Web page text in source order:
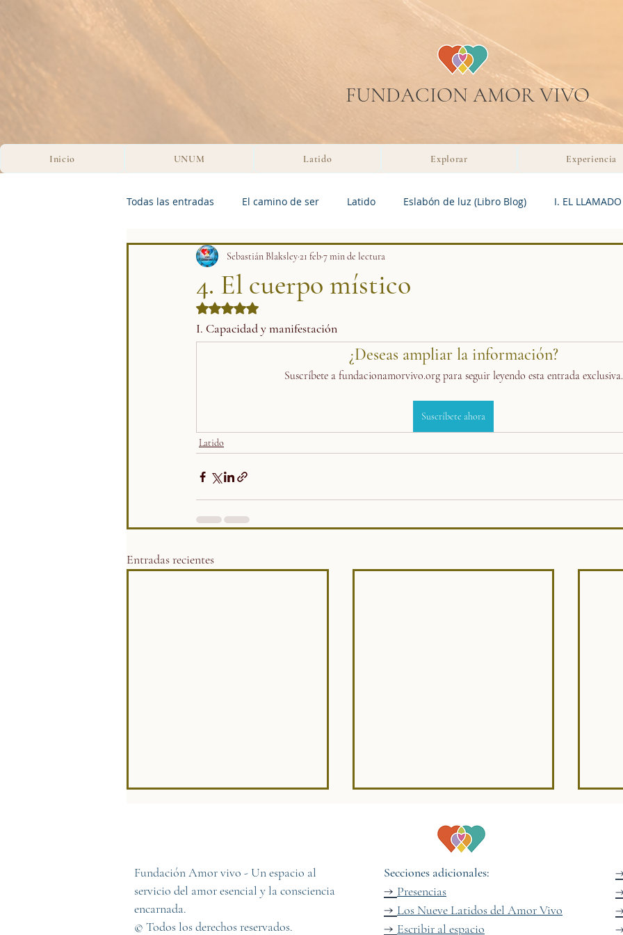
Inicio UNUM Latido Explorar Experiencia
FUNDACION AMOR VIVO
Todas las entradas El camino de ser Latido Eslabón de luz (Libro Blog) I. EL LLAMADO
III. UNIDAD IV. LA HERIDA Y EL RECUERDO
4. El cuerpo místico
Sebastián Blaksley21 feb7 min de lectura
Obtuvo NaN de 5 estrellas.
I. Capacidad y manifestación
¿Deseas ampliar la información?
Suscríbete a fundacionamorvivo.org para seguir leyendo esta entrada exclusiva.
Suscríbete ahora
Latido
Entradas recientes
18. La constelación de almas
EL MAPA
17.
Fundación Amor vivo - Un espacio al
servicio del amor esencial y la consciencia
encarnada.
© Todos los derechos reservados.
Secciones adicionales:
→ Presencias
→ Los Nueve Latidos del Amor Vivo
→ Escribir al espacio